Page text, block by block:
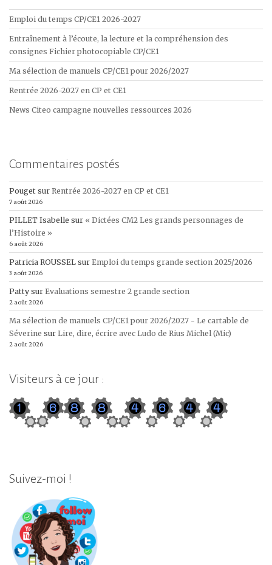
Emploi du temps CP/CE1 2026-2027
Entraînement à l’écoute, la lecture et la compréhension des
consignes Fichier photocopiable CP/CE1
Ma sélection de manuels CP/CE1 pour 2026/2027
Rentrée 2026-2027 en CP et CE1
News Citeo campagne nouvelles ressources 2026
Commentaires postés
Pouget sur Rentrée 2026-2027 en CP et CE1
7 août 2026
PILLET Isabelle sur « Dictées CM2 Les grands personnages de
l’Histoire »
6 août 2026
Patricia ROUSSEL sur Emploi du temps grande section 2025/2026
3 août 2026
Patty sur Evaluations semestre 2 grande section
2 août 2026
Ma sélection de manuels CP/CE1 pour 2026/2027 - Le cartable de
Séverine sur Lire, dire, écrire avec Ludo de Rius Michel (Mic)
2 août 2026
Visiteurs à ce jour :
Suivez-moi !